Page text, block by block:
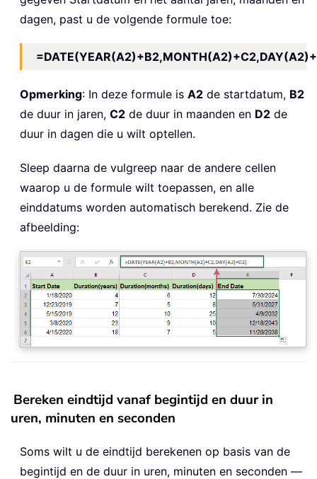
dagen, past u de volgende formule toe:
Opmerking: In deze formule is A2 de startdatum, B2
de duur in jaren, C2 de duur in maanden en D2 de
duur in dagen die u wilt optellen.
Sleep daarna de vulgreep naar de andere cellen
waarop u de formule wilt toepassen, en alle
einddatums worden automatisch berekend. Zie de
afbeelding:
Bereken eindtijd vanaf begintijd en duur in
uren, minuten en seconden
Soms wilt u de eindtijd berekenen op basis van de
begintijd en de duur in uren, minuten en seconden —